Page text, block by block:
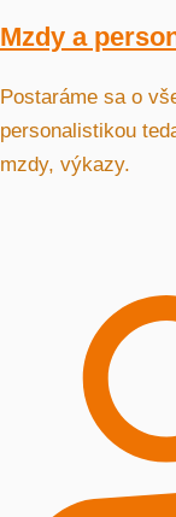
Mzdy a
Postaráme sa o
personalistikou
mzdy, výkazy.